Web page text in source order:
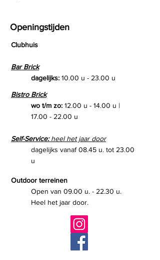
Openingstijden
Clubhuis
Bar Brick
dagelijks: 10.00 u - 23.00 u
Bistro Brick
wo t/m zo: 12.00 u - 14.00 u |
17.00 - 22.00 u
Self-Service:heel het jaar door
dagelijks vanaf 08.45 u. tot 23.00
u
Outdoor terreinen
Open van 09.00 u. - 22.30 u.
Heel het jaar door.